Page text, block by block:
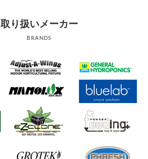
取り扱いメーカー
BRANDS